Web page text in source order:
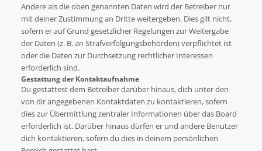
Andere als die oben genannten Daten wird der Betreiber nur
mit deiner Zustimmung an Dritte weitergeben. Dies gilt nicht,
sofern er auf Grund gesetzlicher Regelungen zur Weitergabe
der Daten (z. B. an Strafverfolgungsbehörden) verpflichtet ist
oder die Daten zur Durchsetzung rechtlicher Interessen
erforderlich sind.
Gestattung der Kontaktaufnahme
Du gestattest dem Betreiber darüber hinaus, dich unter den
von dir angegebenen Kontaktdaten zu kontaktieren, sofern
dies zur Übermittlung zentraler Informationen über das Board
erforderlich ist. Darüber hinaus dürfen er und andere Benutzer
dich kontaktieren, sofern du dies in deinem persönlichen